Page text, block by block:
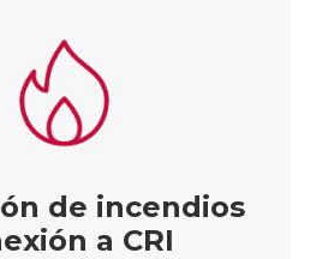
de incendios
a CRI